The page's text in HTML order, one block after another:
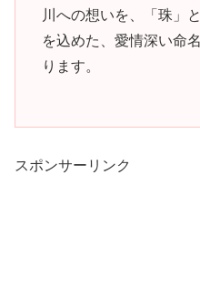
川への想いを、「珠」
を込めた、愛情深い命
ります。
スポンサーリンク